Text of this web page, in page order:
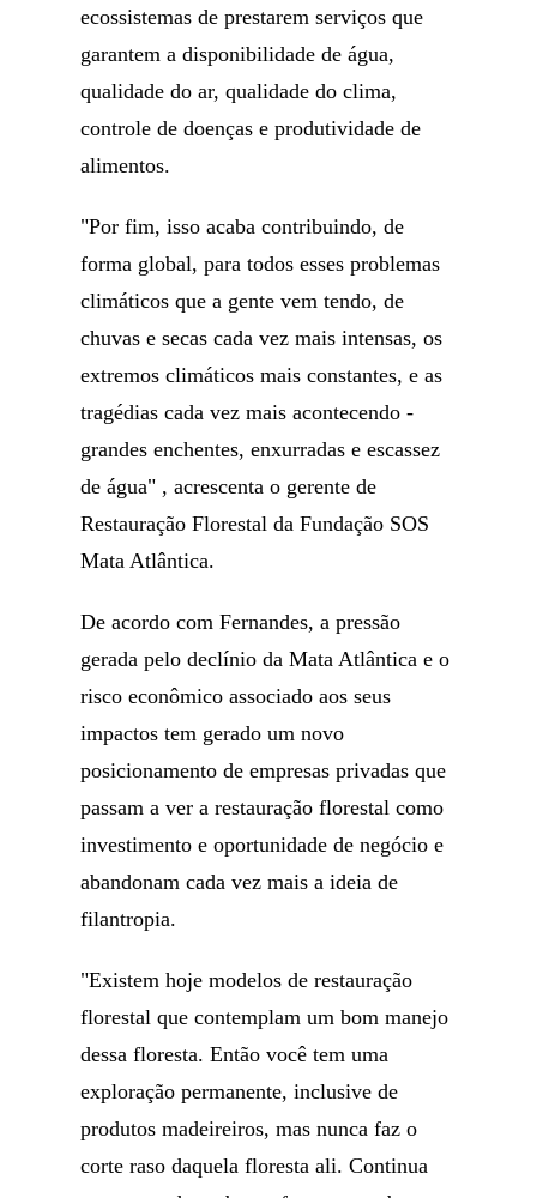
ecossistemas de prestarem serviços que
garantem a disponibilidade de água,
qualidade do ar, qualidade do clima,
controle de doenças e produtividade de
alimentos.
"Por fim, isso acaba contribuindo, de
forma global, para todos esses problemas
climáticos que a gente vem tendo, de
chuvas e secas cada vez mais intensas, os
extremos climáticos mais constantes, e as
tragédias cada vez mais acontecendo -
grandes enchentes, enxurradas e escassez
de água" , acrescenta o gerente de
Restauração Florestal da Fundação SOS
Mata Atlântica.
De acordo com Fernandes, a pressão
gerada pelo declínio da Mata Atlântica e o
risco econômico associado aos seus
impactos tem gerado um novo
posicionamento de empresas privadas que
passam a ver a restauração florestal como
investimento e oportunidade de negócio e
abandonam cada vez mais a ideia de
filantropia.
"Existem hoje modelos de restauração
florestal que contemplam um bom manejo
dessa floresta. Então você tem uma
exploração permanente, inclusive de
produtos madeireiros, mas nunca faz o
corte raso daquela floresta ali. Continua